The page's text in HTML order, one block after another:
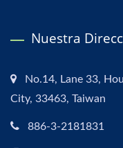
Nuestra
No.14, Lane 33,
City, 33463, Taiwan
886-3-2181831